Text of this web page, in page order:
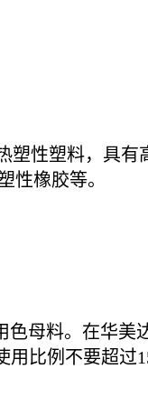
塑性塑料，具
性橡胶等。
母料。在华
比例不要超过